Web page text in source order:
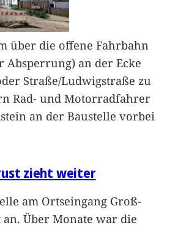
über die offene Fahrbahn
Absperrung) an der Ecke
Straße/Ludwigstraße zu
Rad- und Motorradfahrer
an der Baustelle vorbei
zieht weiter
am Ortseingang Groß-
Über Monate war die